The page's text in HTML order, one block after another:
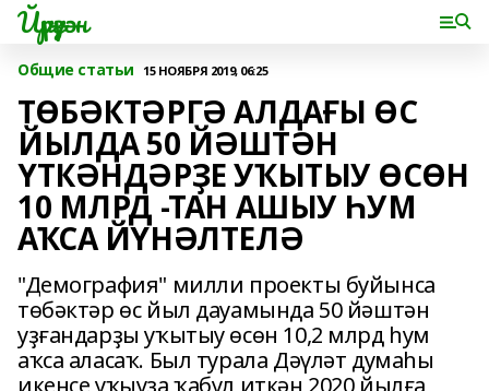
Йүрүҙән
Общие статьи 15 НОЯБРЯ 2019, 06:25
ТӨБӘКТӘРГӘ АЛДАҒЫ ӨС
ЙЫЛДА 50 ЙӘШТӘН
ҮТКӘНДӘРҘЕ УҠЫТЫУ ӨСӨН
10 МЛРД -ТАН АШЫУ ҺУМ
АҠСА ЙҮНӘЛТЕЛӘ
"Демография" милли проекты буйынса
төбәктәр өс йыл дауамында 50 йәштән
уҙғандарҙы уҡытыу өсөн 10,2 млрд һум
аҡса аласаҡ. Был турала Дәүләт думаһы
икенсе уҡыуҙа ҡабул иткән 2020 йылға